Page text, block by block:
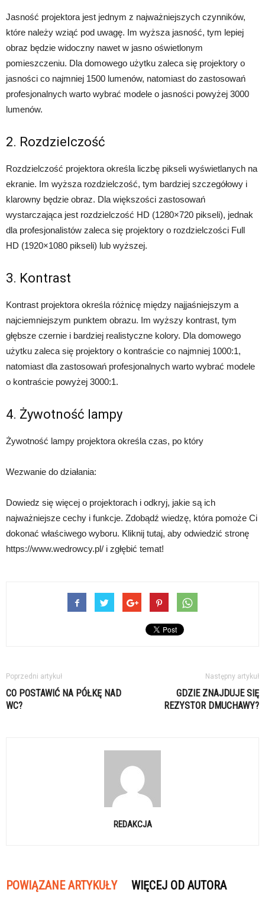
Jasność projektora jest jednym z najważniejszych czynników,
które należy wziąć pod uwagę. Im wyższa jasność, tym lepiej
obraz będzie widoczny nawet w jasno oświetlonym
pomieszczeniu. Dla domowego użytku zaleca się projektory o
jasności co najmniej 1500 lumenów, natomiast do zastosowań
profesjonalnych warto wybrać modele o jasności powyżej 3000
lumenów.
2. Rozdzielczość
Rozdzielczość projektora określa liczbę pikseli wyświetlanych na
ekranie. Im wyższa rozdzielczość, tym bardziej szczegółowy i
klarowny będzie obraz. Dla większości zastosowań
wystarczająca jest rozdzielczość HD (1280×720 pikseli), jednak
dla profesjonalistów zaleca się projektory o rozdzielczości Full
HD (1920×1080 pikseli) lub wyższej.
3. Kontrast
Kontrast projektora określa różnicę między najjaśniejszym a
najciemniejszym punktem obrazu. Im wyższy kontrast, tym
głębsze czernie i bardziej realistyczne kolory. Dla domowego
użytku zaleca się projektory o kontraście co najmniej 1000:1,
natomiast dla zastosowań profesjonalnych warto wybrać modele
o kontraście powyżej 3000:1.
4. Żywotność lampy
Żywotność lampy projektora określa czas, po który
Wezwanie do działania:
Dowiedz się więcej o projektorach i odkryj, jakie są ich
najważniejsze cechy i funkcje. Zdobądź wiedzę, która pomoże Ci
dokonać właściwego wyboru. Kliknij tutaj, aby odwiedzić stronę
https://www.wedrowcy.pl/ i zgłębić temat!
Poprzedni artykuł
CO POSTAWIĆ NA PÓŁKĘ NAD
WC?
Następny artykuł
GDZIE ZNAJDUJE SIĘ
REZYSTOR DMUCHAWY?
REDAKCJA
POWIĄZANE ARTYKUŁY WIĘCEJ OD AUTORA